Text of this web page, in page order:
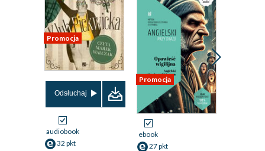
Promocja
Odsłuchaj
audiobook
32 pkt
Promocja
ebook
27 pkt